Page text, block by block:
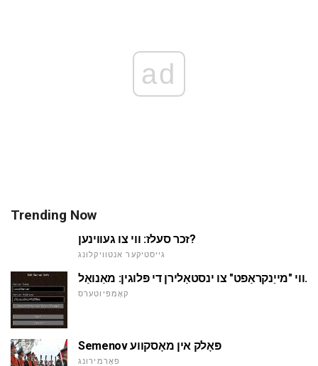
ad
Trending Now
זכר סעלז: ווי צו געווינען?
גייסטיקער אנטוויקלונג
ווי "מייַנקראַפט" צו ינסטאַלירן די פּלוגין: מאַנואַל.
קאָמפּיוטערס
Semenov פּאָלק אין מאָסקווע
פאָרמירונג